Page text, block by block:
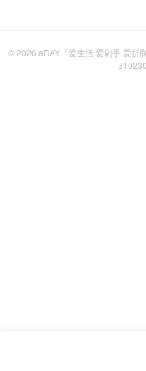
© 2026 aRAY「爱生活.爱剁手.爱折腾